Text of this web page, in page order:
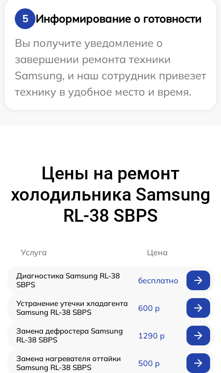
5
Информирование о готовности
Вы получите уведомление о
завершении ремонта техники
Samsung, и наш сотрудник привезет
технику в удобное место и время.
Цены на ремонт
холодильника Samsung
RL-38 SBPS
Услуга Цена
Диагностика Samsung RL-38
SBPS
бесплатно
Устранение утечки хладагента
Samsung RL-38 SBPS
600 р
Замена дефростера Samsung
RL-38 SBPS
1290 р
Замена нагревателя оттайки
Samsung RL-38 SBPS
500 р